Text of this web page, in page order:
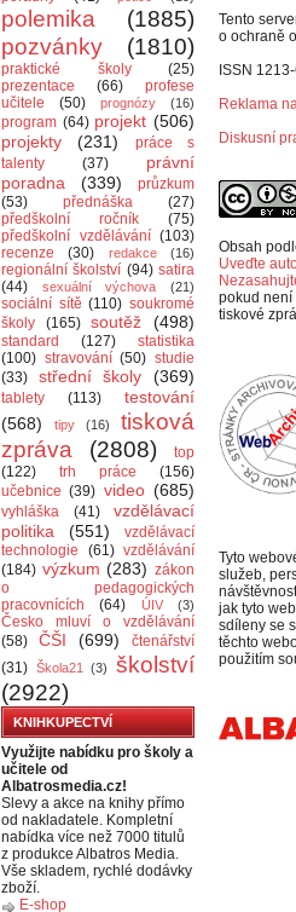
polemika
(1885)
pozvánky
(1810)
praktické školy
(25)
prezentace
(66)
profese
učitele
(50) prognózy (16)
program (64) projekt (506)
projekty
(231)
práce s
talenty
(37)
právní
poradna
(339)
průzkum
(53)
přednáška
(27)
předškolní ročník
(75)
předškolní vzdělávání (103)
recenze
(30) redakce (16)
regionální školství (94) satira
(44)
sexuální výchova (21)
sociální sítě (110) soukromé
školy
(165) soutěž (498)
standard (127)
statistika
(100) stravování (50) studie
(33)
střední školy (369)
tablety (113)
testování
(568)
tipy (16)
tisková
zpráva
(2808)
top
(122)
trh práce
(156)
učebnice (39) video (685)
vyhláška (41)
vzdělávací
politika
(551)
vzdělávací
technologie
(61) vzdělávání
(184) výzkum (283) zákon
o pedagogických
pracovnících
(64) ÚIV (3)
Česko mluví o vzdělávání
(58)
ČŠI (699)
čtenářství
(31) Škola21 (3)
školství
(2922)
KNIHKUPECTVÍ
Využijte nabídku pro školy a
učitele od
Albatrosmedia.cz!
Slevy a akce na knihy přímo
od nakladatele. Kompletní
nabídka více než 7000 titulů
z produkce Albatros Media.
Vše skladem, rychlé dodávky
zboží.
E-shop
Tento
o ochraně
ISSN
Reklama
Diskusní
Obsah
Uveďte
pokud
tiskové
Tyto
služeb,
jak tyto
sdíleny se
těchto
použitím